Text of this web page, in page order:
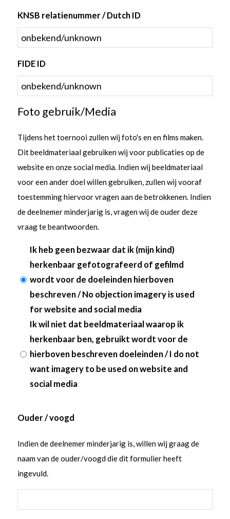
KNSB relatienummer / Dutch ID
FIDE ID
Foto gebruik/Media
Tijdens het toernooi zullen wij foto's en en films maken.
Dit beeldmateriaal gebruiken wij voor publicaties op de
website en onze social media. Indien wij beeldmateriaal
voor een ander doel willen gebruiken, zullen wij vooraf
toestemming hiervoor vragen aan de betrokkenen. Indien
de deelnemer minderjarig is, vragen wij de ouder deze
vraag te beantwoorden.
Ik heb geen bezwaar dat ik (mijn kind)
herkenbaar gefotografeerd of gefilmd
wordt voor de doeleinden hierboven
beschreven / No objection imagery is used
for website and social media
Ik wil niet dat beeldmateriaal waarop ik
herkenbaar ben, gebruikt wordt voor de
hierboven beschreven doeleinden / I do not
want imagery to be used on website and
social media
Ouder / voogd
Indien de deelnemer minderjarig is, willen wij graag de
naam van de ouder/voogd die dit formulier heeft
ingevuld.